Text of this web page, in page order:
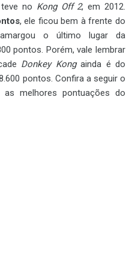
no Kong Off 2, em 2012.
, ele ficou bem à frente do
o último lugar da
pontos. Porém, vale lembrar
Donkey Kongainda é do
pontos. Confira a seguir o
melhores pontuações do